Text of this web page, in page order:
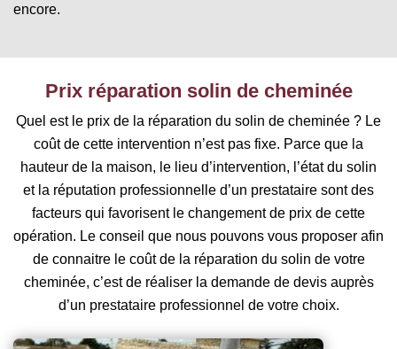
encore.
Prix réparation solin de cheminée
Quel est le prix de la réparation du solin de cheminée ? Le
coût de cette intervention n’est pas fixe. Parce que la
hauteur de la maison, le lieu d’intervention, l’état du solin
et la réputation professionnelle d’un prestataire sont des
facteurs qui favorisent le changement de prix de cette
opération. Le conseil que nous pouvons vous proposer afin
de connaitre le coût de la réparation du solin de votre
cheminée, c’est de réaliser la demande de devis auprès
d’un prestataire professionnel de votre choix.